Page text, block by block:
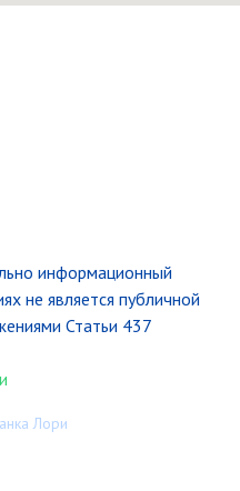
информационный
не является публичной
Статьи 437
Лори